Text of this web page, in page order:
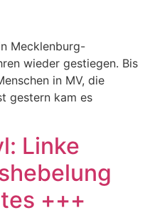
Mecklenburg-
wieder gestiegen. Bis
in MV, die
gestern kam es
Linke
+++